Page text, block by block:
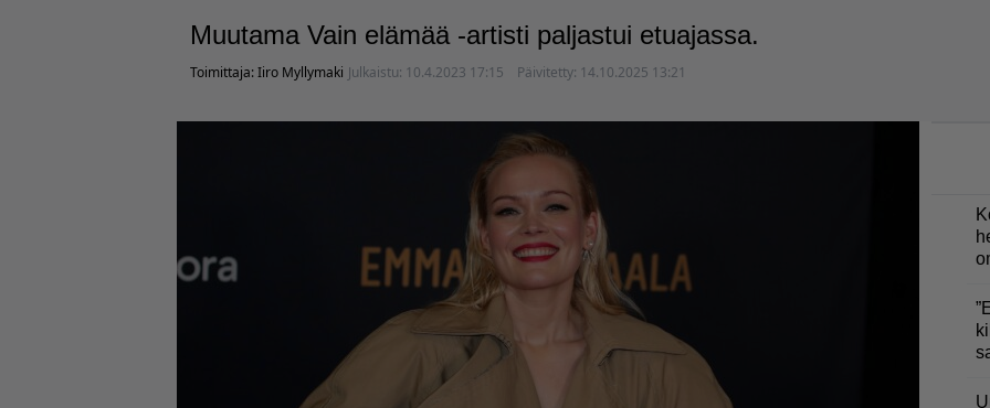
Muutama Vain elämää -artisti paljastui etuajassa.
Toimittaja:Iiro Myllymaki Julkaistu: 10.4.2023 17:15 Päivitetty: 14.10.2025 13:21